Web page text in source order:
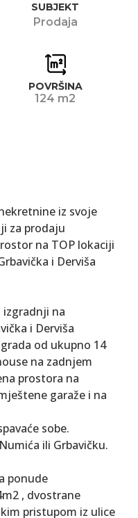
SUBJEKT
Prodaja
POVRŠINA
124 m2
iz svoje
za prodaju
na TOP lokaciji
i Derviša
izgradnji na
i Derviša
od ukupno 14
na zadnjem
prostora na
garaže i na
sobe.
ili Grbavičku.
ponude
, dvostrane
pristupom iz ulice